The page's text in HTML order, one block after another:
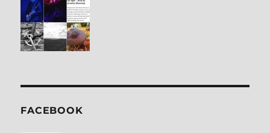
FACE­BOOK